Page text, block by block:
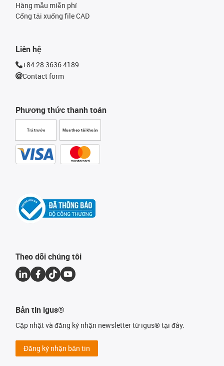
Phương thức thanh toán
Trả trước Mua theo tài khoản
Hàng mẫu miễn phí
Cổng tải xuống file CAD
Liên hệ
+84 28 3636 4189
Contact form
Theo dõi chúng tôi
Bản tin igus®
Cập nhật và đăng ký nhận newsletter từ igus® tại đây.
Đăng ký nhận bản tin